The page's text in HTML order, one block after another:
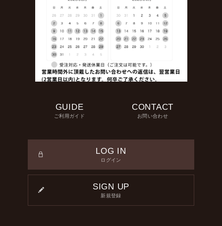
GUIDE
ご利用ガイド
CONTACT
お問い合わせ
LOG IN
ログイン
SIGN UP
新規登録